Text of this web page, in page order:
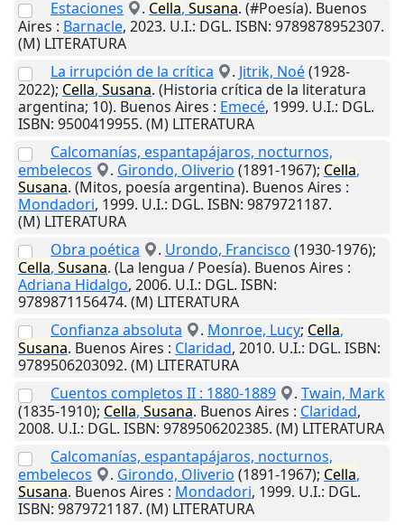
Estaciones
. Cella, Susana. (#Poesía). Buenos
Aires : Barnacle, 2023. U.I.: DGL. ISBN: 9789878952307.
(M) LITERATURA
La irrupción de la crítica
. Jitrik, Noé(1928-
2022); Cella, Susana. (Historia crítica de la literatura
argentina; 10). Buenos Aires : Emecé, 1999. U.I.: DGL.
ISBN: 9500419955. (M) LITERATURA
Calcomanías, espantapájaros, nocturnos,
embelecos
. Girondo, Oliverio (1891-1967); Cella,
Susana. (Mitos, poesía argentina). Buenos Aires :
Mondadori, 1999. U.I.: DGL. ISBN: 9879721187.
(M) LITERATURA
Obra poética
. Urondo, Francisco (1930-1976);
Cella, Susana. (La lengua / Poesía). Buenos Aires :
Adriana Hidalgo, 2006. U.I.: DGL. ISBN:
9789871156474. (M) LITERATURA
Confianza absoluta
. Monroe, Lucy; Cella,
Susana. Buenos Aires : Claridad, 2010. U.I.: DGL. ISBN:
9789506203092. (M) LITERATURA
Cuentos completos II : 1880-1889
. Twain, Mark
(1835-1910); Cella, Susana. Buenos Aires : Claridad,
2008. U.I.: DGL. ISBN: 9789506202385. (M) LITERATURA
Calcomanías, espantapájaros, nocturnos,
embelecos
. Girondo, Oliverio (1891-1967); Cella,
Susana. Buenos Aires : Mondadori, 1999. U.I.: DGL.
ISBN: 9879721187. (M) LITERATURA